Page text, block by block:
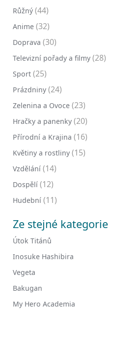
Růžný (44)
Anime (32)
Doprava (30)
Televizní pořady a filmy (28)
Sport (25)
Prázdniny (24)
Zelenina a Ovoce (23)
Hračky a panenky (20)
Přírodní a Krajina (16)
Květiny a rostliny (15)
Vzdělání (14)
Dospělí (12)
Hudební (11)
Ze stejné kategorie
Útok Titánů
Inosuke Hashibira
Vegeta
Bakugan
My Hero Academia